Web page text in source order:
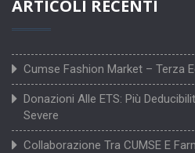
ARTICOLI RECENTI
Cumse Fashion Market – Terza
Donazioni Alle ETS: Più
Severe
Collaborazione Tra CUMSE E